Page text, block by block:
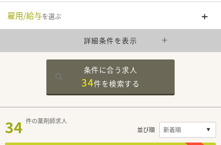
雇用/給与を選ぶ
詳細条件を表示
条件に合う求人
34件を検索する
34 件の薬剤師求人
並び順